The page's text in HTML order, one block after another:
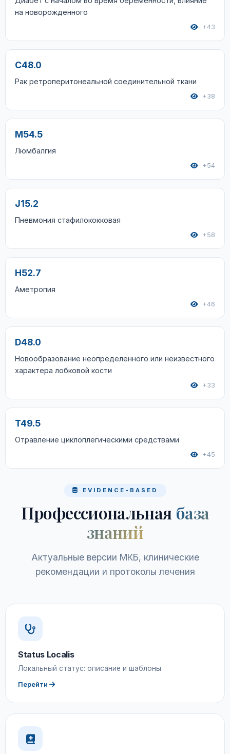
на новорожденного
+43
C48.0
Рак ретроперитонеальной соединительной ткани
+38
M54.5
Люмбалгия
+54
J15.2
Пневмония стафилококковая
+58
H52.7
Аметропия
+46
D48.0
Новообразование неопределенного или неизвестного
характера лобковой кости
+33
T49.5
Отравление циклоплегическими средствами
+45
EVIDENCE-BASED
Профессиональная база
знаний
Актуальные версии МКБ, клинические
рекомендации и протоколы лечения
Status Localis
Локальный статус: описание и шаблоны
Перейти